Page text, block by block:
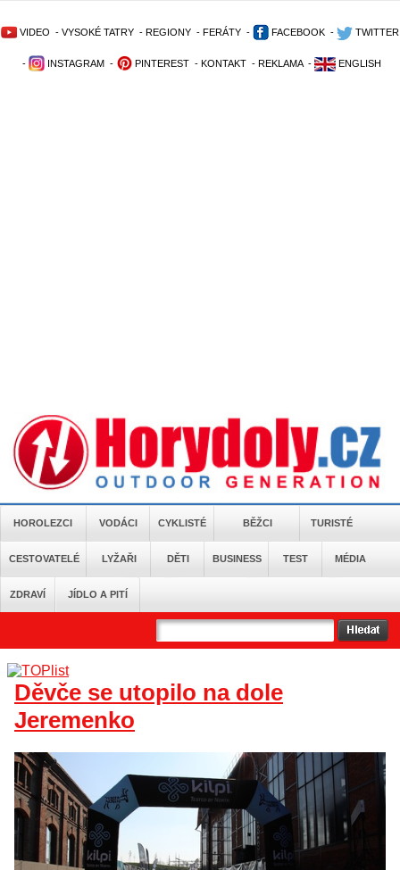
VIDEO - VYSOKÉ TATRY - REGIONY - FERÁTY - FACEBOOK - TWITTER
- INSTAGRAM - PINTEREST - KONTAKT - REKLAMA - ENGLISH
HOROLEZCI VODÁCI CYKLISTÉ BĚŽCI TURISTÉ
CESTOVATELÉ LYŽAŘI DĚTI BUSINESS TEST MÉDIA
ZDRAVÍ JÍDLO A PITÍ
Děvče se utopilo na dole
Jeremenko